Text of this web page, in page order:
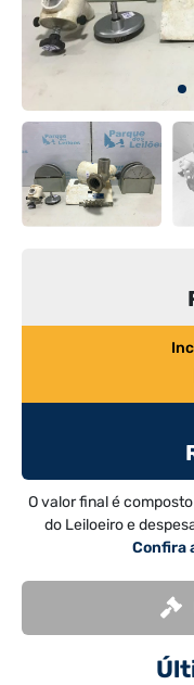
O valor final é
do Leiloeiro e
Confira